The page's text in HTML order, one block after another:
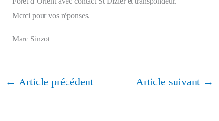
Merci pour vos réponses.
Marc Sinzot
← Article précédent Article suivant →